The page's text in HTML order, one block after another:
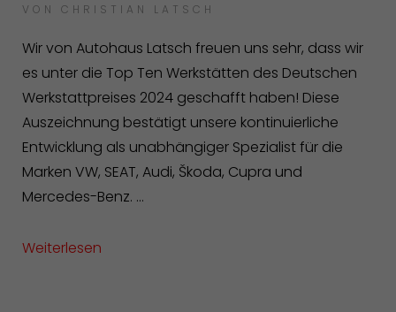
VON CHRISTIAN LATSCH
Wir von Autohaus Latsch freuen uns sehr, dass wir
es unter die Top Ten Werkstätten des Deutschen
Werkstattpreises 2024 geschafft haben! Diese
Auszeichnung bestätigt unsere kontinuierliche
Entwicklung als unabhängiger Spezialist für die
Marken VW, SEAT, Audi, Škoda, Cupra und
Mercedes-Benz. ...
Weiterlesen